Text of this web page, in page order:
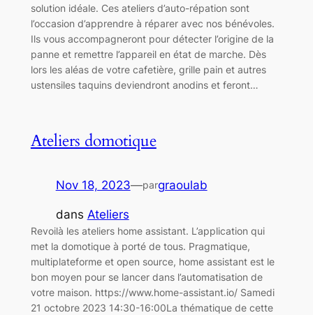
solution idéale. Ces ateliers d’auto-répation sont
l’occasion d’apprendre à réparer avec nos bénévoles.
Ils vous accompagneront pour détecter l’origine de la
panne et remettre l’appareil en état de marche. Dès
lors les aléas de votre cafetière, grille pain et autres
ustensiles taquins deviendront anodins et feront…
Ateliers domotique
Nov 18, 2023—pargraoulab
dans Ateliers
Revoilà les ateliers home assistant. L’application qui
met la domotique à porté de tous. Pragmatique,
multiplateforme et open source, home assistant est le
bon moyen pour se lancer dans l’automatisation de
votre maison. https://www.home-assistant.io/ Samedi
21 octobre 2023 14:30-16:00La thématique de cette